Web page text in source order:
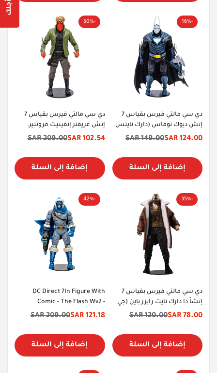
-16%
دي سي مالتي فيرس بقياس 7
إنش ديوك توماس (دارك نايتس
ميتال)
سعر
124.00 SAR
السعر
149.00 SAR
إضافة إلى السلة
-50%
دي سي مالتي فيرس بقياس 7
إنش غريفتر إنفينيت فرونتير.
سعر
102.54 SAR
السعر
209.00 SAR
إضافة إلى السلة
-35%
دي سي مالتي فيرس بقياس 7
إنشاً ذا دارك نايت رايزز باين (جي
إل)
سعر
78.00 SAR
السعر
120.00 SAR
إضافة إلى السلة
-42%
DC Direct 7In Figure With
Comic - The Flash Wv2 -
Captain Cold - Variant (Gold
سعر
121.18 SAR
السعر
209.00 SAR
إضافة إلى السلة
Yes, I am